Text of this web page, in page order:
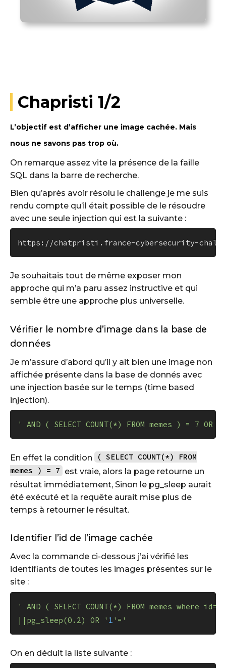
Chapristi 1/2
L’objectif est d’afficher une image cachée. Mais
nous ne savons pas trop où.
On remarque assez vite la présence de la faille
SQL dans la barre de recherche.
Bien qu’après avoir résolu le challenge je me suis
rendu compte qu’il était possible de le résoudre
avec une seule injection qui est la suivante :
Je souhaitais tout de même exposer mon
approche qui m’a paru assez instructive et qui
semble être une approche plus universelle.
Vérifier le nombre d’image dans la base de
données
Je m’assure d’abord qu’il y ait bien une image non
affichée présente dans la base de donnés avec
une injection basée sur le temps (time based
injection).
' AND ( SELECT COUNT(*) FROM memes ) = 7 OR '
En effet la condition
( SELECT COUNT(*) FROM
memes ) = 7 est vraie, alors la page retourne un
résultat immédiatement, Sinon le pg_sleep aurait
été exécuté et la requête aurait mise plus de
temps à retourner le résultat.
Identifier l’id de l’image cachée
Avec la commande ci-dessous j’ai vérifié les
identifiants de toutes les images présentes sur le
site :
' AND ( SELECT COUNT(*) FROM memes where
||pg_sleep(0.2) OR ' 1 '='
On en déduit la liste suivante :